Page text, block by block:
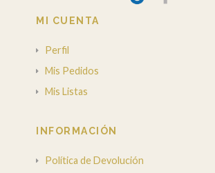
MI CUENTA
Perfil
Mis Pedidos
Mis Listas
INFORMACIÓN
Política de Devolución